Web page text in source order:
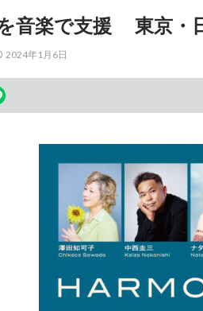
音楽で支援 東京・
2024年1月6日